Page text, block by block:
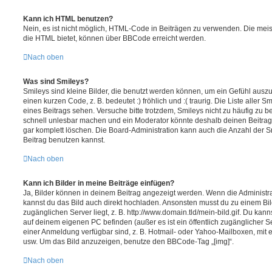
Kann ich HTML benutzen?
Nein, es ist nicht möglich, HTML-Code in Beiträgen zu verwenden. Die
die HTML bietet, können über BBCode erreicht werden.
Nach oben
Was sind Smileys?
Smileys sind kleine Bilder, die benutzt werden können, um ein Gefühl
einen kurzen Code, z. B. bedeutet :) fröhlich und :( traurig. Die Liste aller
eines Beitrags sehen. Versuche bitte trotzdem, Smileys nicht zu häufig zu
schnell unlesbar machen und ein Moderator könnte deshalb deinen
gar komplett löschen. Die Board-Administration kann auch die Anzahl der
Beitrag benutzen kannst.
Nach oben
Kann ich Bilder in meine Beiträge einfügen?
Ja, Bilder können in deinem Beitrag angezeigt werden. Wenn die
kannst du das Bild auch direkt hochladen. Ansonsten musst du zu einem
zugänglichen Server liegt, z. B. http://www.domain.tld/mein-bild.gif. Du
auf deinem eigenen PC befinden (außer es ist ein öffentlich zugänglicher
einer Anmeldung verfügbar sind, z. B. Hotmail- oder Yahoo-Mailboxen, mit
usw. Um das Bild anzuzeigen, benutze den BBCode-Tag „[img]“.
Nach oben